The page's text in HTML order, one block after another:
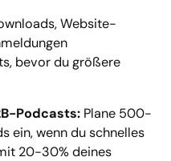
Website-
bevor du größere
Podcasts: Plane 500-
ein, wenn du schnelles
20-30% deines